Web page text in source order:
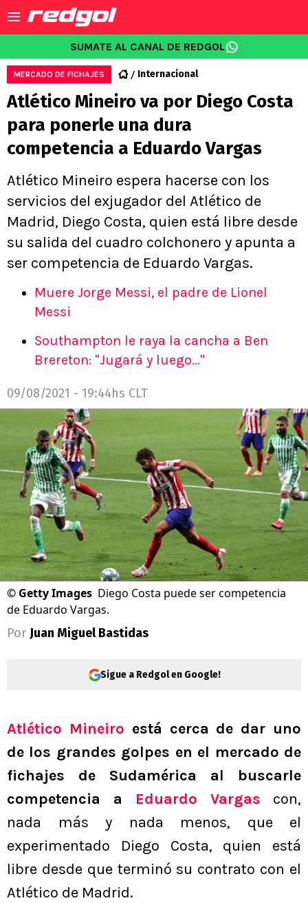
SUMATE AL CANAL DE REDGOL
MERCADO DE FICHAJES Internacional
Atlético Mineiro va por Diego Costa
para ponerle una dura
competencia a Eduardo Vargas
Atlético Mineiro espera hacerse con los
servicios del exjugador del Atlético de
Madrid, Diego Costa, quien está libre desde
su salida del cuadro colchonero y apunta a
ser competencia de Eduardo Vargas.
Muere Jorge Messi, el padre de Lionel
Messi
Southampton le raya la cancha a Ben
Brereton: "Jugará y luego..."
09/08/2021 - 19:44hs CLT
© Getty Images Diego Costa puede ser competencia
de Eduardo Vargas.
Por Juan Miguel Bastidas
Sigue a Redgol en Google!
Atlético Mineiro está cerca de dar uno
de los grandes golpes en el mercado de
fichajes de Sudamérica al buscarle
competencia a Eduardo Vargas con,
nada más y nada menos, que el
experimentado Diego Costa, quien está
libre desde que terminó su contrato con el
Atlético de Madrid.